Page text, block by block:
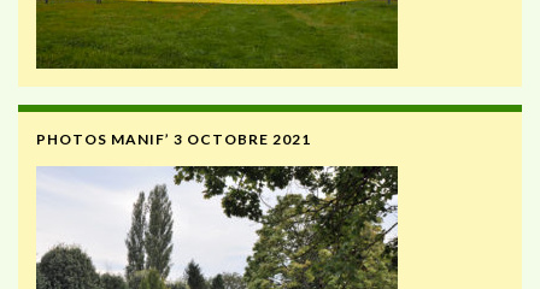
PHOTOS MANIF’ 3 OCTOBRE 2021